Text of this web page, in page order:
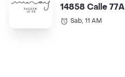
14858 Calle 77A
Sab, 11 AM